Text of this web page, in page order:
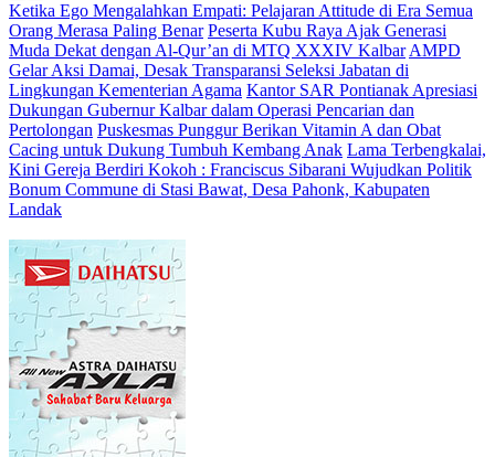
Ketika Ego Mengalahkan Empati: Pelajaran Attitude di Era Semua
Orang Merasa Paling Benar Peserta Kubu Raya Ajak Generasi
Muda Dekat dengan Al-Qur’an di MTQ XXXIV Kalbar AMPD
Gelar Aksi Damai, Desak Transparansi Seleksi Jabatan di
Lingkungan Kementerian Agama Kantor SAR Pontianak Apresiasi
Dukungan Gubernur Kalbar dalam Operasi Pencarian dan
Pertolongan Puskesmas Punggur Berikan Vitamin A dan Obat
Cacing untuk Dukung Tumbuh Kembang Anak Lama Terbengkalai,
Kini Gereja Berdiri Kokoh : Franciscus Sibarani Wujudkan Politik
Bonum Commune di Stasi Bawat, Desa Pahonk, Kabupaten
Landak